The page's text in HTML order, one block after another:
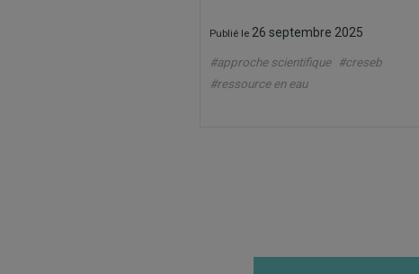
Publié le 26 septembre 2025
#approche scientifique
#creseb
#ressource en eau